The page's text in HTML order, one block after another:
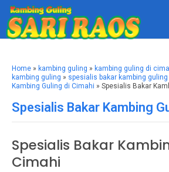
Home » kambing guling » kambing guling di
kambing guling » spesialis bakar kambing
Kambing Guling di Cimahi » Spesialis Bakar
Spesialis Bakar Kambing
Spesialis Bakar
Cimahi